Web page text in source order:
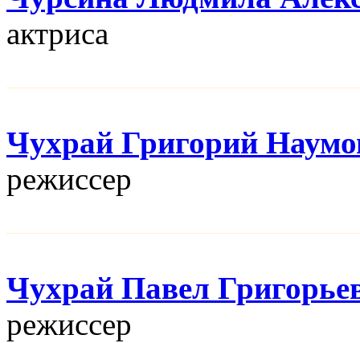
актриса
Чухрай Григорий
режисcер
Чухрай Павел
режисcер